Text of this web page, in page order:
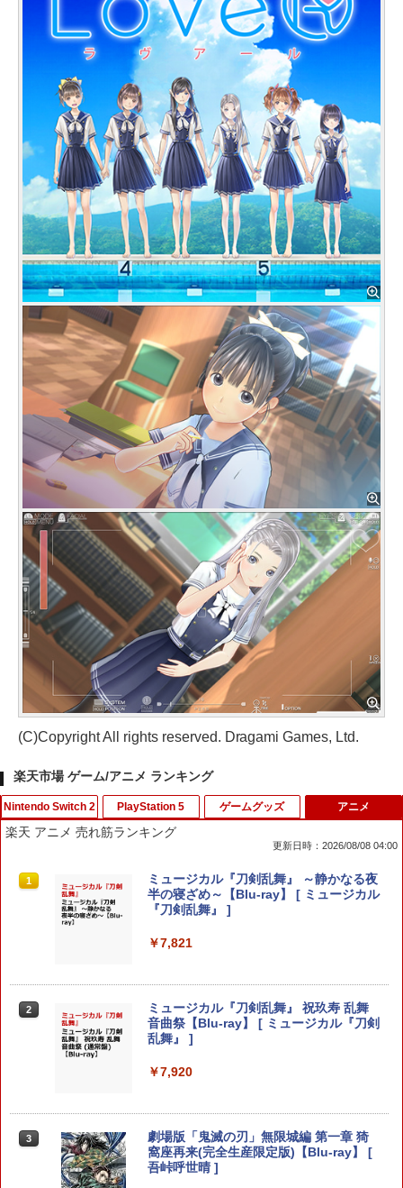
(C)Copyright All rights reserved. Dragami Games, Ltd.
楽天市場 ゲーム/アニメ ランキング
Nintendo Switch 2
1
Switch2 保護フィルム スイッチ2 保護フ
ィルム switch2 フィルム Switch2 ガラ
スフィルム スイッチ2 フィルム ガイド
アクセサリー Nintendo Switch2 ケース
￥1,000
【お買い物マラソン期間限定♪最大30％O
2025年 スイッチ2モデル用 スリムケース
持ち運び キャリングケース 耐衝撃 薄型
ハードポーチ ゲームカード12枚収納 ア
クセサリーポーチ
PlayStation 5
1
PRO FREAK V2 Cheeky (通常版) モデ
ル プロフリーク PS5 PS4 NS proチーキ
ー 凹型 FPS 無段階高さ調節 profreek バ
ロコン対応【定形外郵便のみ送料無料】
￥1,999
＼20%OFF★在庫処分／【最新型】PS5
ローラー用 ガラスフィルム付き 強化ガ
ラス 保護ケース ハードケース 収納バッ
グ 軽量 手提げかばん 液晶保護高透過率
キズ 飛散防止
ゲームグッズ アニメ
楽天 アニメ 売れ筋ランキング
更新日時：2026/08/08 04:00
1
ミュージカル『刀剣乱舞』 ～静かなる夜
半の寝ざめ～【Blu-ray】 [ ミュージカル
『刀剣乱舞』 ]
￥7,821
2
ミュージカル『刀剣乱舞』 祝玖寿 乱舞
音曲祭【Blu-ray】 [ ミュージカル『刀剣
乱舞』 ]
￥7,920
3
劇場版「鬼滅の刃」無限城編 第一章 猗
窩座再来(完全生産限定版)【Blu-ray】 [
吾峠呼世晴 ]